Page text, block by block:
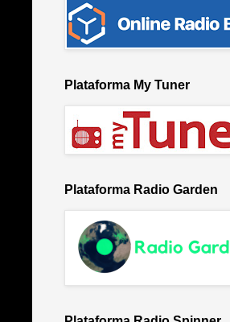
Plataforma My Tuner
Plataforma Radio Garden